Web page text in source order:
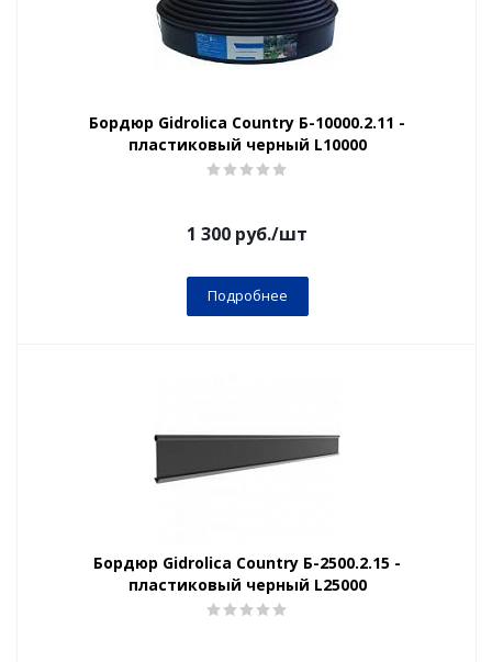
Бордюр Gidrolica Country Б-10000.2.11 -
пластиковый черный L10000
1 300 руб./шт
Подробнее
Бордюр Gidrolica Country Б-2500.2.15 -
пластиковый черный L25000